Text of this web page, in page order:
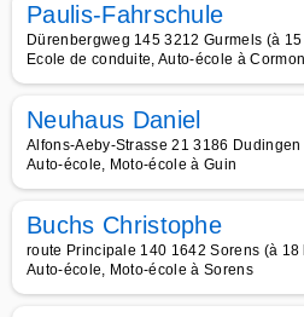
Paulis-Fahrschule
Dürenbergweg 145 3212 Gurmels (à
Ecole de conduite, Auto-école à
Neuhaus Daniel
Alfons-Aeby-Strasse 21 3186
Auto-école, Moto-école à Guin
Buchs Christophe
route Principale 140 1642 Sorens (à 18
Auto-école, Moto-école à Sorens